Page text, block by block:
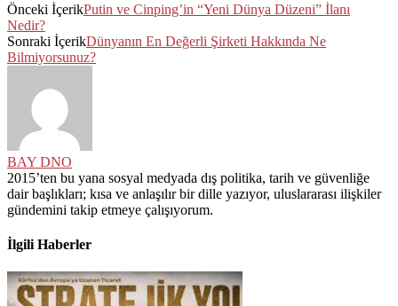
Önceki İçerikPutin ve Cinping’in “Yeni Dünya Düzeni” İlanı
Nedir?
Sonraki İçerikDünyanın En Değerli Şirketi Hakkında Ne
Bilmiyorsunuz?
BAY DNO
2015’ten bu yana sosyal medyada dış politika, tarih ve güvenliğe
dair başlıkları; kısa ve anlaşılır bir dille yazıyor, uluslararası ilişkiler
gündemini takip etmeye çalışıyorum.
İlgili Haberler